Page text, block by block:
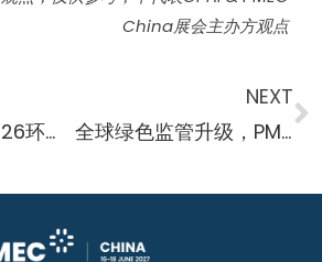
China展会主办方观点
PMEC China 2026环保与节能设备展区全面起航，引领制药供应链脱碳新方向
NEXT
全球绿色监管升级，PMEC China 2026环保与节能设备展区，赋能药企重构产业链竞争力